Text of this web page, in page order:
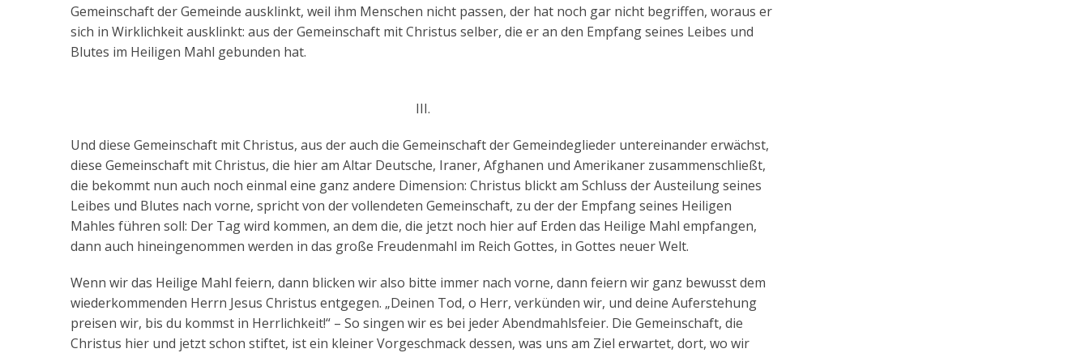
Gemeinschaft der Gemeinde ausklinkt, weil ihm Menschen nicht passen, der hat noch gar nicht begriffen, woraus er
sich in Wirklichkeit ausklinkt: aus der Gemeinschaft mit Christus selber, die er an den Empfang seines Leibes und
Blutes im Heiligen Mahl gebunden hat.
III.
Und diese Gemeinschaft mit Christus, aus der auch die Gemeinschaft der Gemeindeglieder untereinander erwächst,
diese Gemeinschaft mit Christus, die hier am Altar Deutsche, Iraner, Afghanen und Amerikaner zusammenschließt,
die bekommt nun auch noch einmal eine ganz andere Dimension: Christus blickt am Schluss der Austeilung seines
Leibes und Blutes nach vorne, spricht von der vollendeten Gemeinschaft, zu der der Empfang seines Heiligen
Mahles führen soll: Der Tag wird kommen, an dem die, die jetzt noch hier auf Erden das Heilige Mahl empfangen,
dann auch hineingenommen werden in das große Freudenmahl im Reich Gottes, in Gottes neuer Welt.
Wenn wir das Heilige Mahl feiern, dann blicken wir also bitte immer nach vorne, dann feiern wir ganz bewusst dem
wiederkommenden Herrn Jesus Christus entgegen. „Deinen Tod, o Herr, verkünden wir, und deine Auferstehung
preisen wir, bis du kommst in Herrlichkeit!“ – So singen wir es bei jeder Abendmahlsfeier. Die Gemeinschaft, die
Christus hier und jetzt schon stiftet, ist ein kleiner Vorgeschmack dessen, was uns am Ziel erwartet, dort, wo wir